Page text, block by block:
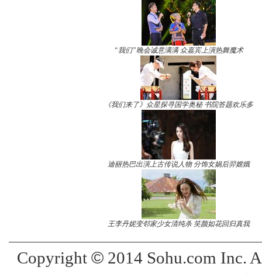
“我们”晚会诚意满满 众嘉宾上演热舞魔术
《我们来了》众星探寻国学奥秘 书院答题欢乐多
迪丽热巴出演上古传说人物 分饰女娲后羿嫦娥
王李丹妮变邻家少女清纯杀 笑颜如花回归真我
Copyright ©2014 Sohu.com Inc.